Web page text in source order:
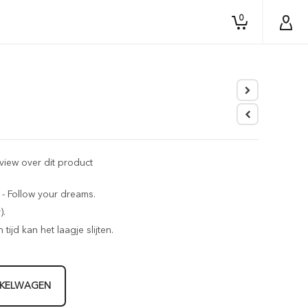
0
over dit product
Follow your dreams.
kan het laagje slijten.